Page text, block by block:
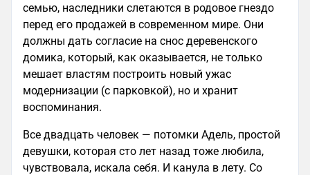
семью, наследники слетаются в родовое гнездо
перед его продажей в современном мире. Они
должны дать согласие на снос деревенского
домика, который, как оказывается, не только
мешает властям построить новый ужас
модернизации (с парковкой), но и хранит
воспоминания.
Все двадцать человек — потомки Адель, простой
девушки, которая сто лет назад тоже любила,
чувствовала, искала себя. И канула в лету. Со